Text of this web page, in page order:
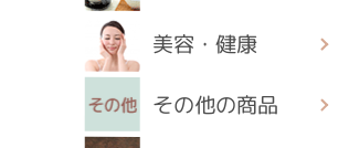
美容・健康
その他の商品